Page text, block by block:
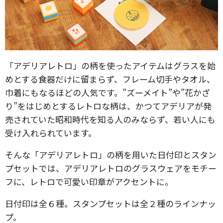
「アデリアレトロ」の柄を使ったアイテムはグラスを始
めとする食器だけに留まらず、フレーム切手やタオル、
巾着にもなるほどの人気です。”ズーメイト”や”花かざ
り”をはじめとするレトロな柄は、かつてアデリアが発
売されていた昭和時代を知る人のみならず、若い人にも
受け入れられています。
そんな「アデリアレトロ」の柄を用いた日付印とスタン
プセットでは、アデリアレトロのグラスウェアをモチー
フに、レトロで可愛い印章がアクセントに。
日付印は全６種。スタンプセットは全２種のラインナッ
プ。